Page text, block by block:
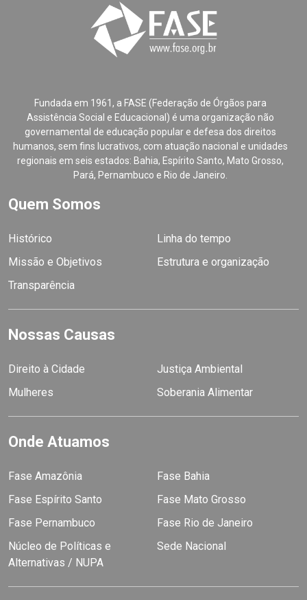
Fundada em 1961, a FASE (Federação de Órgãos para
Assistência Social e Educacional) é uma organização não
governamental de educação popular e defesa dos direitos
humanos, sem fins lucrativos, com atuação nacional e unidades
regionais em seis estados: Bahia, Espírito Santo, Mato Grosso,
Pará, Pernambuco e Rio de Janeiro.
Quem Somos
Histórico
Linha do tempo
Missão e Objetivos
Estrutura e organização
Transparência
Nossas Causas
Direito à Cidade
Justiça Ambiental
Mulheres
Soberania Alimentar
Onde Atuamos
Fase Amazônia
Fase Bahia
Fase Espírito Santo
Fase Mato Grosso
Fase Pernambuco
Fase Rio de Janeiro
Núcleo de Políticas e
Alternativas / NUPA
Sede Nacional